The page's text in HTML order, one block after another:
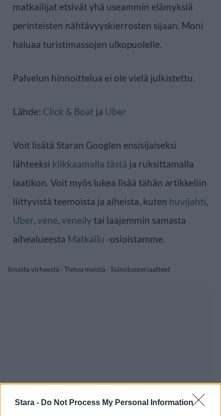
Stara - Do Not Process My Personal Information
matkailijat etsivät yhä useammin elämyksiä
perinteisten nähtävyyskierrosten sijaan. Moni
haluaa turistimassojen ulkopuolelle.
Palvelun hinnoittelua ei ole vielä julkistettu.
Lähde: Click & Boat ja Uber
Voit lisätä Staran Googlen ensisijaiseksi
lähteeksi klikkaamalla tästä ja ruksittamalla
laatikon. Voit myös lukea lisää tähän artikkeliin
liittyvistä teemoista ja aiheista, kuten huvijahti,
Uber, vene, veneily tai laajemmin samasta
aihealueesta Matkailu -osioistamme.
Ilmoita virheestä · Tietoa meistä · Toimitusperiaatteet